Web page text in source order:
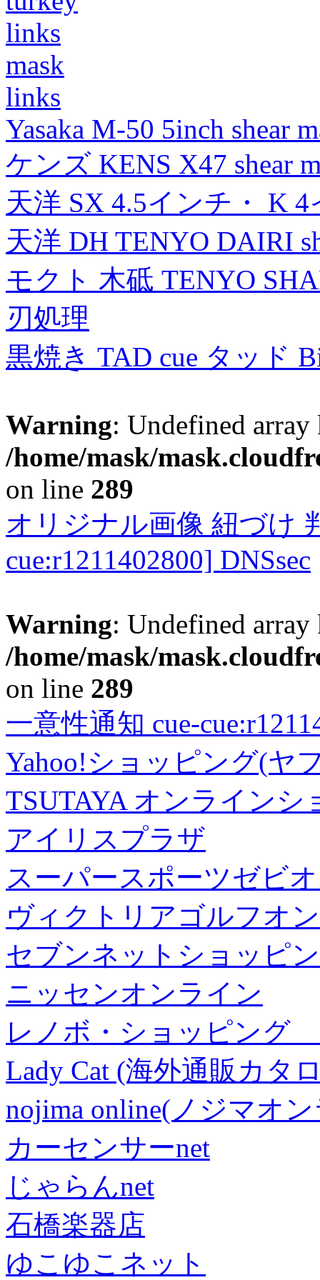
links
mask
links
Yasaka M-50 5inch shear
ケンズ KENS X47 shear
天洋 SX 4.5インチ・ K
天洋 DH TENYO DAIRI
モクト 木砥 TENYO
刃処理
黒焼き TAD cue タッド
Warning: Undefined
/home/mask/
on line 289
オリジナル画像 紐づけ
cue:r1211402800] DNSsec
Warning: Undefined
/home/mask/
on line 289
一意性通知 cue-
Yahoo!ショッピング(ヤ
TSUTAYA オンラインシ
アイリスプラザ
スーパースポーツゼビ
ヴィクトリアゴルフオ
セブンネットショッピ
ニッセンオンライン
レノボ・ショッピング
Lady Cat (海外通販カタ
nojima online(ノジマオ
カーセンサーnet
じゃらんnet
石橋楽器店
ゆこゆこネット